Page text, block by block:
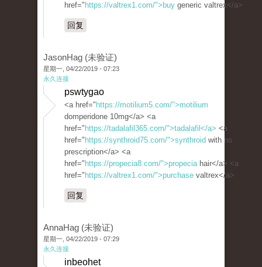
href=" https://valtrex1.com/">buy generic valtrex</a>
回复
JasonHag (未验证)
星期一, 04/22/2019 - 07:23
永久连接
pswtygao
<a href=" https://motilium5.com/">motilium
domperidone 10mg</a> <a
href=" https://tadalafil365.com/">tadalafil</a> <a
href=" https://synthroid75.com/">synthroid with no
prescription</a> <a
href=" https://propecia8.com/">propeciahair</a> <a
href=" https://valtrex1.com/">purchase valtrex</a>
回复
AnnaHag (未验证)
星期一, 04/22/2019 - 07:29
永久连接
inbeohet